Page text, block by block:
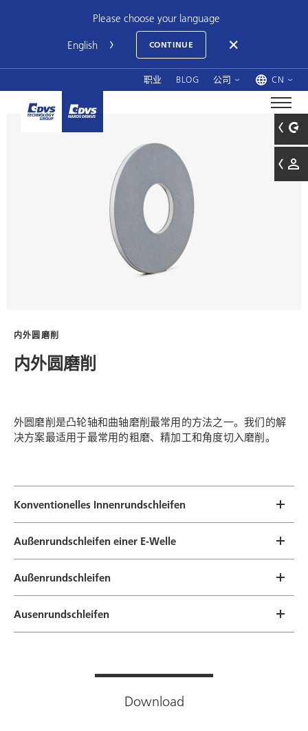
Please choose your language
CONTINUE
职业 BLOG 公司 CN
内外圆磨削
内外圆磨削
外圆磨削是凸轮轴和曲轴磨削最常用的方法之一。我们的解
决方案最适用于最常用的粗磨、精加工和角度切入磨削。
Konventionelles Innenrundschleifen
Außenrundschleifen einer E-Welle
Außenrundschleifen
Ausenrundschleifen
Download